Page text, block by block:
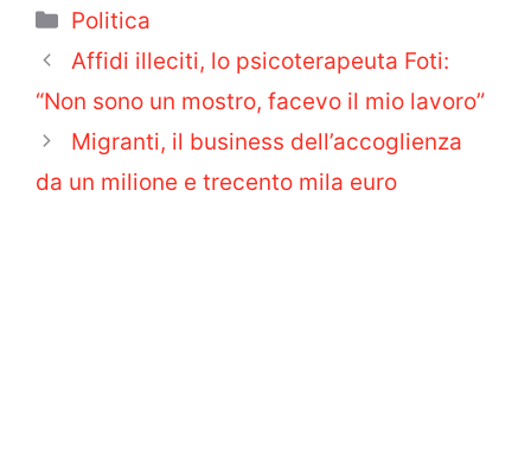
Categorie
Politica
Affidi illeciti, lo psicoterapeuta Foti:
“Non sono un mostro, facevo il mio lavoro”
Migranti, il business dell’accoglienza
da un milione e trecento mila euro